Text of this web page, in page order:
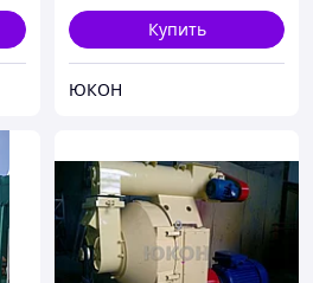
Купить
ЮКОН